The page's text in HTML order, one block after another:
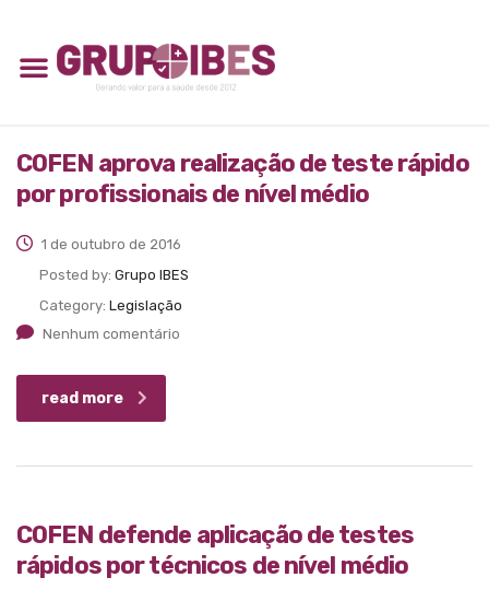
COFEN aprova realização de teste rápido
por profissionais de nível médio
1 de outubro de 2016
Posted by: Grupo IBES
Category: Legislação
Nenhum comentário
read more
COFEN defende aplicação de testes
rápidos por técnicos de nível médio